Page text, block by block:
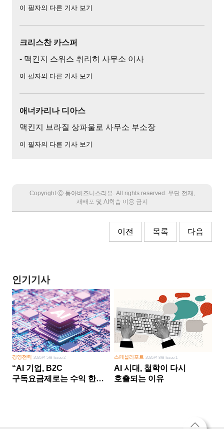
이 필자의 다른 기사 보기
크리스찬 카스퍼
- 맥킨지 스위스 취리히 사무소 이사
이 필자의 다른 기사 보기
애너카리나 디아스
맥킨지 브라질 상파울로 사무소 부소장
이 필자의 다른 기사 보기
Copyright Ⓒ 동아비즈니스리뷰. All rights reserved. 무단 전재,
재배포 및 AI학습 이용 금지
이전 목록 다음
인기기사
경영전략 2026년 5월 Issue 2
“AI 기업, B2C
구독요금제로는 수익 한계
스페셜리포트 2026년 8월 Issue 1
AI 시대, 철학이 다시
호출되는 이유